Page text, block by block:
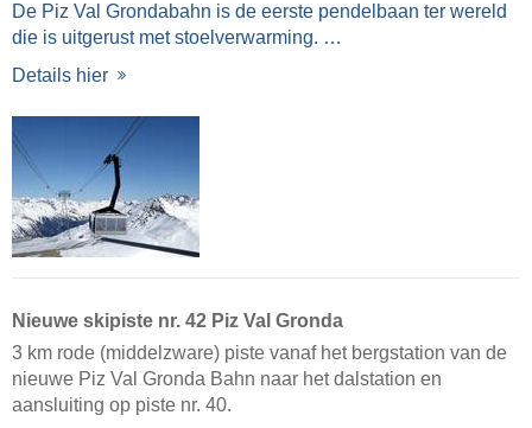
De Piz Val Grondabahn is de eerste pendelbaan ter wereld
die is uitgerust met stoelverwarming. …
Details hier
Nieuwe skipiste nr. 42 Piz Val Gronda
3 km rode (middelzware) piste vanaf het bergstation van de
nieuwe Piz Val Gronda Bahn naar het dalstation en
aansluiting op piste nr. 40.